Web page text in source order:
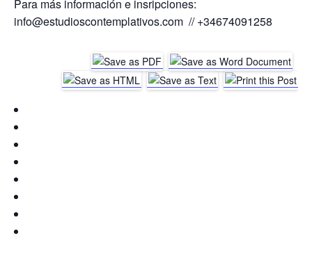
Para más información e insripciones:
info@estudioscontemplativos.com // +34674091258